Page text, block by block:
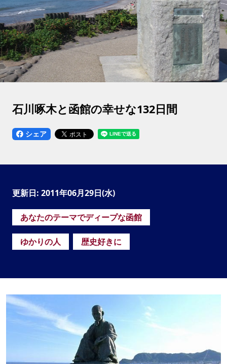
石川啄木と函館の幸せな132日間
シェア
更新日: 2011年06月29日(水)
あなたのテーマでディープな函館
ゆかりの人 歴史好きに